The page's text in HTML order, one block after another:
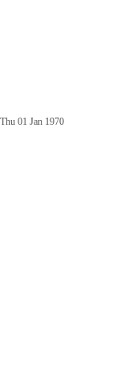
Thu 01 Jan 1970